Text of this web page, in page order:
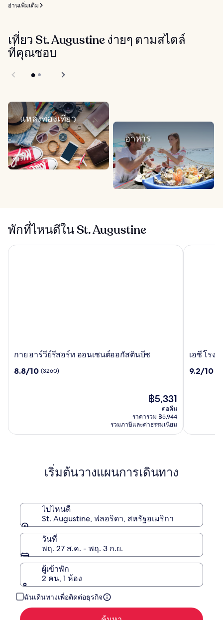
อ่านเพิ่มเติม
เที่ยว St. Augustine ง่ายๆ ตามสไตล์
ที่คุณชอบ
แหล่งท่องเที่ยว
อาหาร
พักที่ไหนดีใน St. Augustine
กาย
วีย์
สติ
กาย ฮาร์วีย์รีสอร์ท ออนเซนต์ออกัสตินบีช
8.8
8.8/10 (3260)
ราคา
ปัจจุบัน
คือ
฿5,331
฿5,331
ต่อคืน
ราคารวม ฿5,944
รวมภาษีและค่าธรรมเนียม
กาย ฮาร์วีย์รีสอร์ท ออนเซนต์ออกัสตินบีช
เอซี
เซนต์
เอซี โรง
9.2
9.2/10
เอซี โรงแ
เริ่มต้นวางแผนการเดินทาง
ไปไหนดี
St. Augustine, ฟลอริดา, สหรัฐอเมริกา
วันที่
พฤ. 27 ส.ค. - พฤ. 3 ก.ย.
ผู้เข้าพัก
2 คน, 1 ห้อง
ฉันเดินทางเพื่อติดต่อธุรกิจ